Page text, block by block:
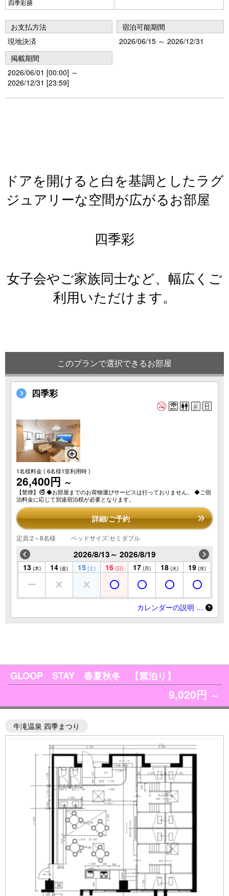
四季彩膳
お支払方法
現地決済
宿泊可能期間
2026/06/15 ～ 2026/12/31
掲載期間
2026/06/01 [00:00] ～
2026/12/31 [23:59]
ドアを開けると白を基調としたラグ
ジュアリーな空間が広がるお部屋
四季彩
女子会やご家族同士など、幅広くご
利用いただけます。
このプランで選択できるお部屋
四季彩
1名様料金( 6名様1室利用時 )
26,400円 ～
【禁煙】🚭 ◆お部屋までのお荷物運びサービスは行っておりません。 ◆ご宿
泊料金に応じて別途宿泊税が必要となります。
詳細/ご予約
定員:2～8名様 ベッドサイズ:セミダブル
2026/8/13～ 2026/8/19
13 (木) 14 (金) 15 (土) 16 (日) 17 (月) 18 (火) 19 (水)
カレンダーの説明 …
GLOOP STAY 春夏秋冬 【素泊り】
9,020円 ～
牛滝温泉 四季まつり